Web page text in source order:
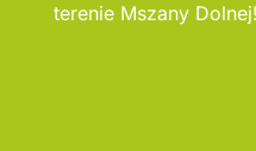
terenie Mszany Dolnej!